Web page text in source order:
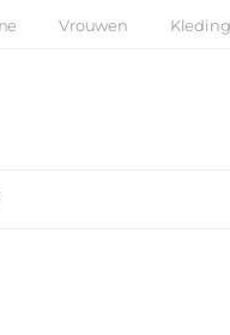
Vrouwen Kleding